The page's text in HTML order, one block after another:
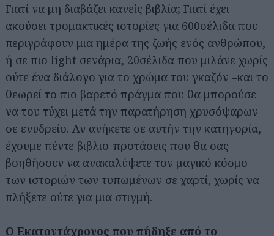
Γιατί να μη διαβάζει κανείς βιβλία; Γιατί έχει
ακούσει τρομακτικές ιστορίες για 600σέλιδα που
περιγράφουν μια ημέρα της ζωής ενός ανθρώπου,
ή σε πιο light σενάρια, 20σέλιδα που μιλάνε χωρίς
ούτε ένα διάλογο για το χρώμα του γκαζόν –και το
θεωρεί το πιο βαρετό πράγμα που θα μπορούσε
να του τύχει μετά την παρατήρηση χρυσόψαρων
σε ενυδρείο. Αν ανήκετε σε αυτήν την κατηγορία,
έχουμε πέντε βιβλιο-προτάσεις που θα σας
βοηθήσουν να ανακαλύψετε τον μαγικό κόσμο
των ιστοριών των τυπωμένων σε χαρτί, χωρίς να
πλήξετε ούτε για μια στιγμή.
Ο Εκατοντάχρονος που πήδηξε από το